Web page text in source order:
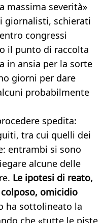
massima severità»
giornalisti, schierati
congressi
il punto di raccolta
in ansia per la sorte
giorni per dare
probabilmente
spedita:
tra cui quelli dei
entrambi si sono
alcune delle
Le ipotesi di reato,
omicidio
ha sottolineato la
che «tutte le piste